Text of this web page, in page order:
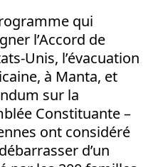
qui
l’Accord de
Unis, l’évacuation
à Manta, et
sur la
Constituante –
ont considéré
d’un